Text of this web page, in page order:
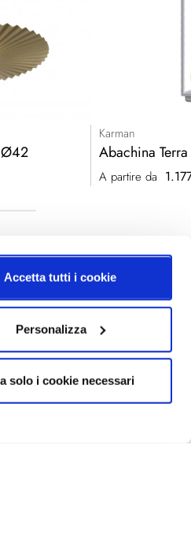
Accetta tutti i cookie
Personalizza
solo i cookie necessari
Ø42
Karman
Abachina
A partire da